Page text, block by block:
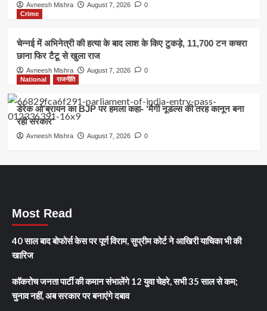
Avneesh Mishra August 7, 2026
0
Crime
चेन्नई में अभिनेत्री की हत्या के बाद लाश के किए टुकड़े, 11,700 टन कचरा
छाना फिर टैटू से खुला राज
Avneesh Mishra August 7, 2026
0
National
राजनीति
डेरेक ओ’ब्रायन का BJP पर हमला कहा- ‘मैगी नूडल्स की तरह कानून बना
रही सरकार’
Avneesh Mishra August 7, 2026 0
Most Read
40 साल बाद बोफोर्स केस पर पूर्ण विराम, सुप्रीम कोर्ट ने आखिरी याचिका भी की
खारिज
कॉकरोच जनता पार्टी की कमान संभालेंगे 12 युवा चेहरे, सभी 35 साल से कम;
चुनाव नहीं, अब सरकार पर बनाएंगे दबाव